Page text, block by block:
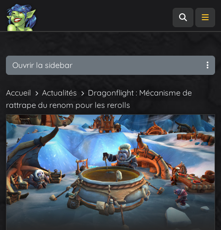
Accueil Actualités
Dragonflight : Mécanisme de
rattrape du renom pour les rerolls
Ouvrir la sidebar